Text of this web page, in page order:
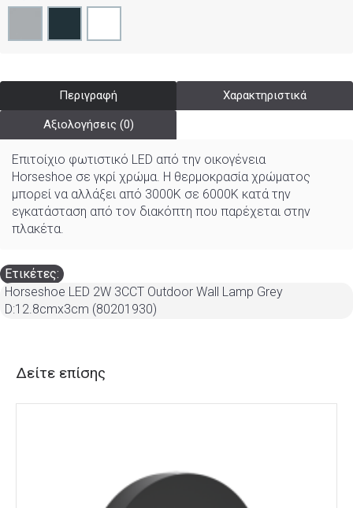
Περιγραφή Χαρακτηριστικά
Αξιολογήσεις (0)
Επιτοίχιο φωτιστικό LED από την οικογένεια
Horseshoe σε γκρί χρώμα. Η θερμοκρασία χρώματος
μπορεί να αλλάξει από 3000K σε 6000K κατά την
εγκατάσταση από τον διακόπτη που παρέχεται στην
πλακέτα.
Ετικέτες:
Horseshoe LED 2W 3CCT Outdoor Wall Lamp Grey
D:12.8cmx3cm (80201930)
Δείτε επίσης